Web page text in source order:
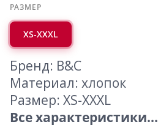
РАЗМЕР
XS-XXXL
Бренд: B&C
Материал: хлопок
Размер: XS-XXXL
Все характеристики...